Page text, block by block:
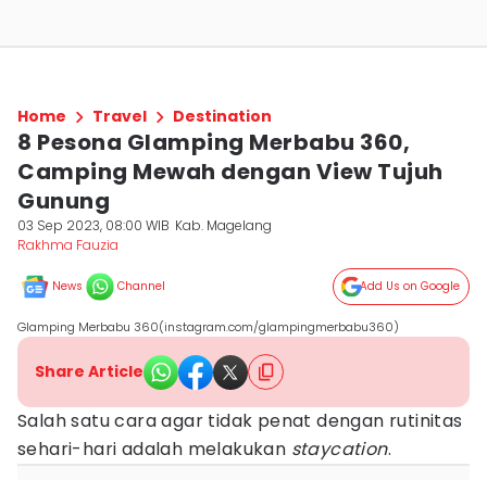
Home Travel Destination
8 Pesona Glamping Merbabu 360,
Camping Mewah dengan View Tujuh
Gunung
03 Sep 2023, 08:00 WIB Kab. Magelang
Rakhma Fauzia
News Channel Add Us on Google
Glamping Merbabu 360(instagram.com/glampingmerbabu360)
Share Article
Salah satu cara agar tidak penat dengan rutinitas
sehari-hari adalah melakukan staycation.